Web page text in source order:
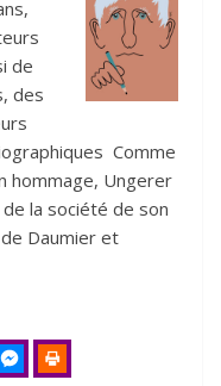
de
des
Comme
hommage, Ungerer
la société de son
Daumier et